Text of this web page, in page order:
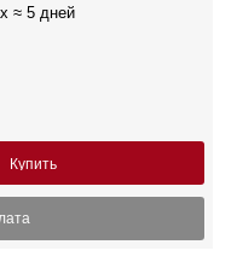
≈ 5 дней
Купить